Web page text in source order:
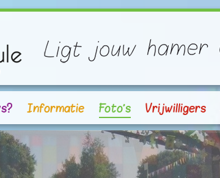
Informatie Foto's Vrijwilligers